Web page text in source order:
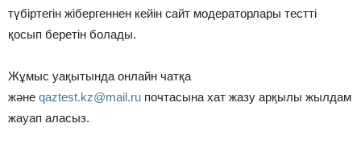
түбіртегін жібергеннен кейін сайт модераторлары тестті
қосып беретін болады.
Жұмыс уақытында онлайн чатқа
және qaztest.kz@mail.ru почтасына хат жазу арқылы жылдам
жауап аласыз.